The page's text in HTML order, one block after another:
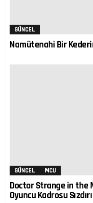
GÜNCEL
Namütenahi Bir
GÜNCEL MCU
Doctor Strange in the
Oyuncu Kadrosu